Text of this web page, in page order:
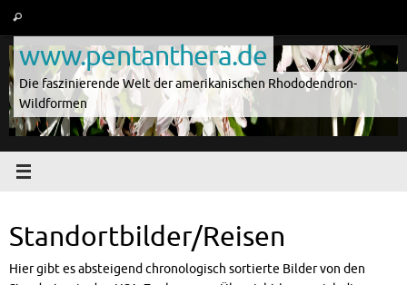
springen
Suchen
www.pentanthera.de
Die faszinierende Welt der amerikanischen Rhododendron-
Wildformen
Standortbilder/Reisen
Hier gibt es absteigend chronologisch sortierte Bilder von den